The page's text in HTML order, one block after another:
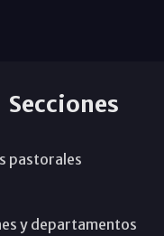
Secciones
pastorales
y departamentos